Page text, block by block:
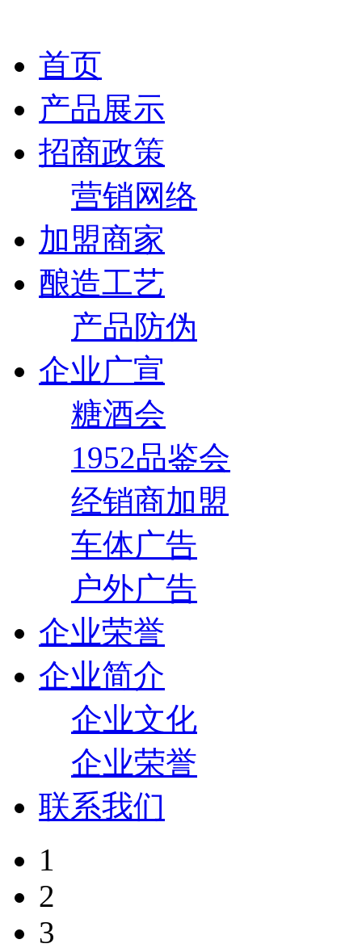
首页
产品展示
招商政策
营销网络
加盟商家
酿造工艺
产品防伪
企业广宣
糖酒会
1952品鉴会
经销商加盟
车体广告
户外广告
企业荣誉
企业简介
企业文化
企业荣誉
联系我们
1
2
3